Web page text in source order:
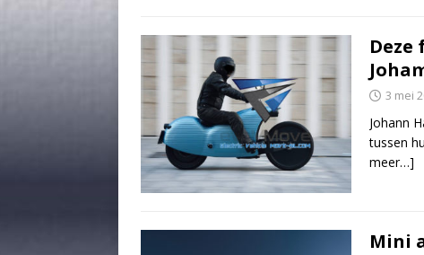
3 mei
Johann
tussen
meer…]
Mini